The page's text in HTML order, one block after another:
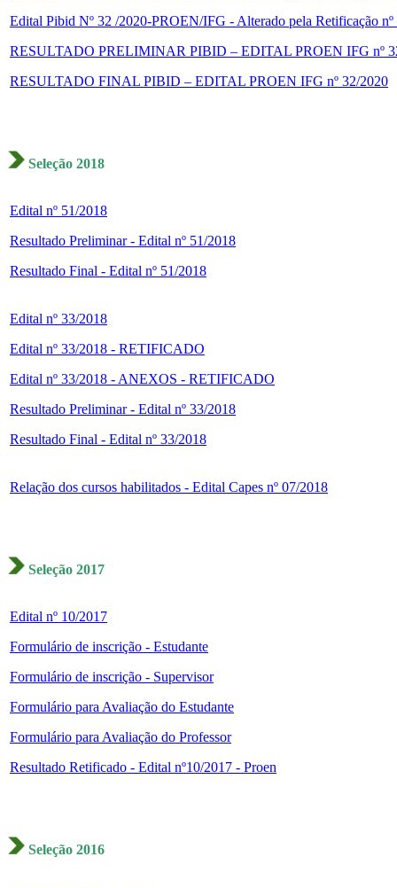
Edital Pibid Nº 32 /2020-PROEN/IFG - Alterado pela Retificação
RESULTADO PRELIMINAR PIBID – EDITAL PROEN IFG nº
RESULTADO FINAL PIBID – EDITAL PROEN IFG nº 32/2020
Seleção 2018
Edital nº 51/2018
Resultado Preliminar - Edital nº 51/2018
Resultado Final - Edital nº 51/2018
Edital nº 33/2018
Edital nº 33/2018 - RETIFICADO
Edital nº 33/2018 - ANEXOS - RETIFICADO
Resultado Preliminar - Edital nº 33/2018
Resultado Final - Edital nº 33/2018
Relação dos cursos habilitados - Edital Capes nº 07/2018
Seleção 2017
Edital nº 10/2017
Formulário de inscrição - Estudante
Formulário de inscrição - Supervisor
Formulário para Avaliação do Estudante
Formulário para Avaliação do Professor
Resultado Retificado - Edital nº10/2017 - Proen
Seleção 2016